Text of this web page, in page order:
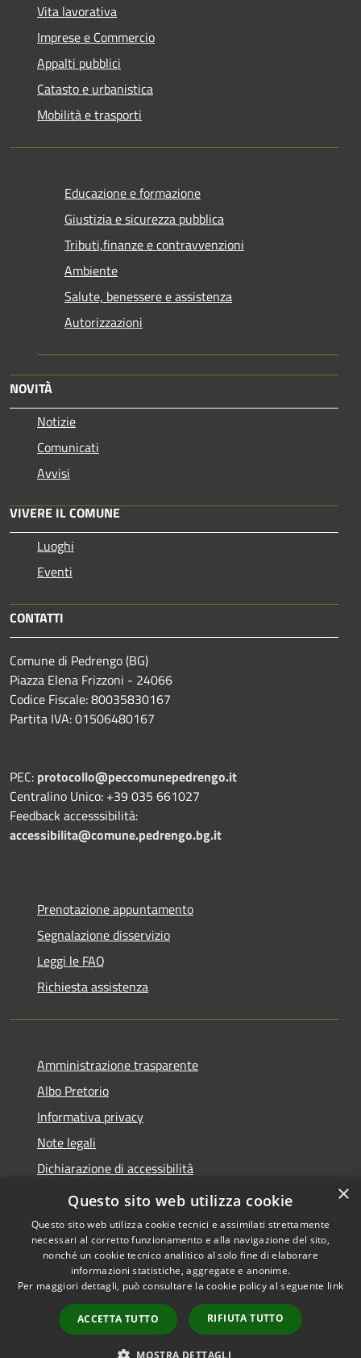
Vita lavorativa
Imprese e Commercio
Appalti pubblici
Catasto e urbanistica
Mobilità e trasporti
Educazione e formazione
Giustizia e sicurezza pubblica
Tributi,finanze e contravvenzioni
Ambiente
Salute, benessere e assistenza
Autorizzazioni
NOVITÀ
Notizie
Comunicati
Avvisi
VIVERE IL COMUNE
Luoghi
Eventi
CONTATTI
Comune di Pedrengo (BG)
Piazza Elena Frizzoni - 24066
Codice Fiscale: 80035830167
Partita IVA: 01506480167
PEC: protocollo@peccomunepedrengo.it
Centralino Unico: +39 035 661027
Feedback accesssibilità:
accessibilita@comune.pedrengo.bg.it
Prenotazione appuntamento
Segnalazione disservizio
Leggi le FAQ
Richiesta assistenza
Amministrazione trasparente
Albo Pretorio
Informativa privacy
Note legali
Dichiarazione di accessibilità
Area riservata dipendenti
Accessibilità
Copyright © 2026 • Comune di
Pedrengo • Powered by
Municipium•
Accesso
redazione
×
Questo sito web utilizza cookie
Questo sito web utilizza cookie tecnici e assimilati strettamente
necessari al corretto funzionamento e alla navigazione del sito,
nonché un cookie tecnico analitico al solo fine di elaborare
informazioni statistiche, aggregate e anonime.
Per maggiori dettagli, può consultare la cookie policy al seguente link
ACCETTA TUTTO RIFIUTA TUTTO
MOSTRA DETTAGLI